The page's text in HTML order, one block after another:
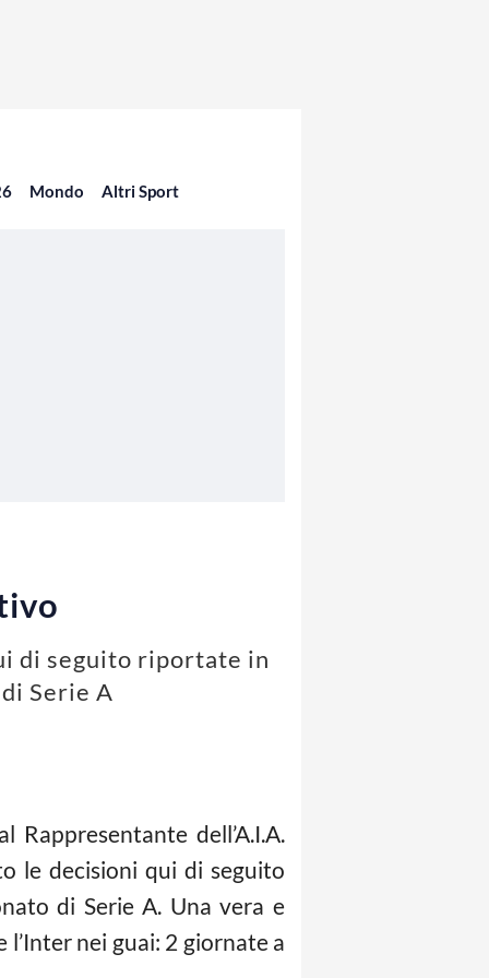
Mondo Altri Sport
di seguito riportate in
Serie A
dell’A.I.A.
le decisioni qui di seguito
di Serie A. Una vera e
nei guai: 2 giornate a